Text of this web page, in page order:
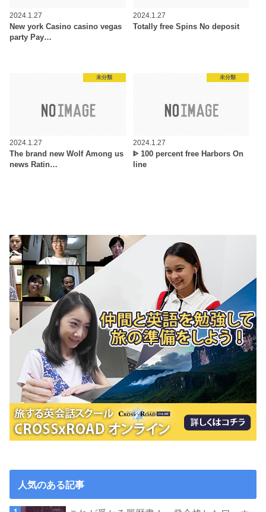
2024.1.27
New york Casino casino vegas
party Pay…
2024.1.27
Totally free Spins No deposit
未分類
2024.1.27
The brand new Wolf Among us
news Ratin…
未分類
2024.1.27
ᐈ 100 percent free Harbors On
line
人気のある記事